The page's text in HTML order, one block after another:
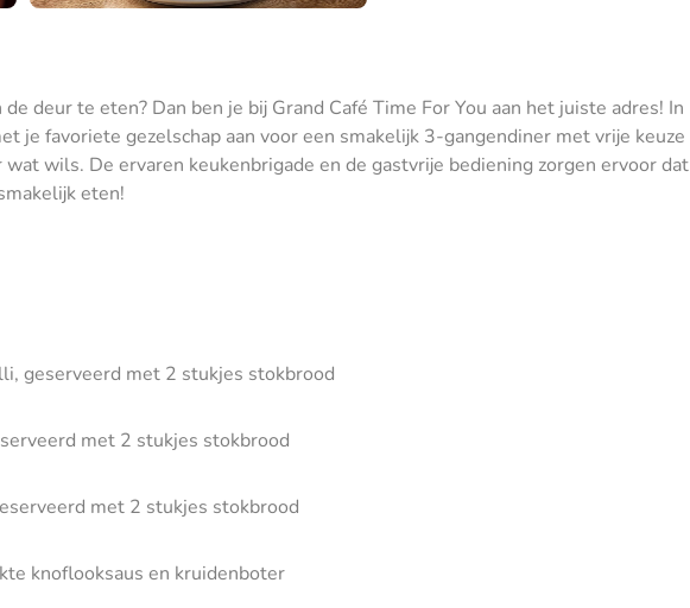
deur te eten? Dan ben je bij Grand Café Time For You aan het juiste adres! In
je favoriete gezelschap aan voor een smakelijk 3-gangendiner met vrije keuze
wils. De ervaren keukenbrigade en de gastvrije bediening zorgen ervoor dat
eten!
geserveerd met 2 stukjes stokbrood
met 2 stukjes stokbrood
met 2 stukjes stokbrood
knoflooksaus en kruidenboter